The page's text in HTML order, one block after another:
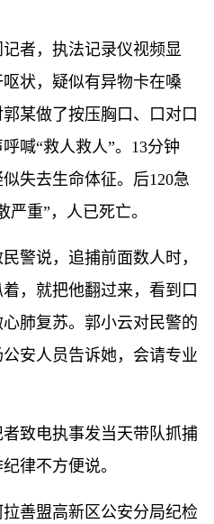
者，执法记录仪视频显
状，疑似有异物卡在嗓
某做了按压胸口、口对口
喊“救人救人”。13分钟
失去生命体征。后120急
重”，人已死亡。
警说，追捕前面数人时，
，就把他翻过来，看到口
肺复苏。郭小云对民警的
安人员告诉她，会请专业
致电执事发当天带队抓捕
律不方便说。
善盟高新区公安分局纪检